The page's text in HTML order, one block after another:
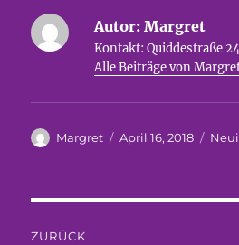
Autor: Margret
Kontakt: Quiddestraße
Alle Beiträge von
Autor
Margret
Veröffentlicht
April 16, 2018
ZURÜCK